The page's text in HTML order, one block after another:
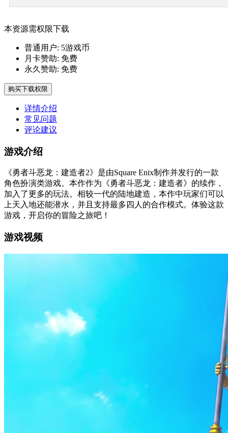
本资源需权限下载
普通用户: 5游戏币
月卡赞助: 免费
永久赞助: 免费
购买下载权限
详情介绍
常见问题
评论建议
游戏介绍
《勇者斗恶龙：建造者2》是由Square Enix制作并发行的一款
角色扮演类游戏。本作作为《勇者斗恶龙：建造者》的续作，
加入了更多的玩法。相较一代的陆地建造，本作中玩家们可以
上天入地还能潜水，并且支持最多四人的合作模式。体验这款
游戏，开启你的冒险之旅吧！
游戏视频